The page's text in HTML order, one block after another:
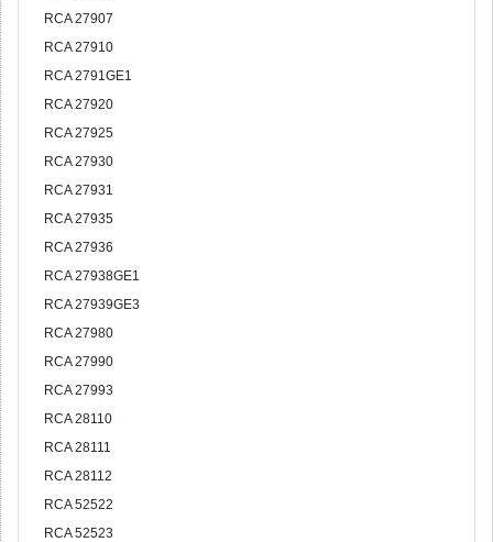
RCA 27907
RCA 27910
RCA 2791GE1
RCA 27920
RCA 27925
RCA 27930
RCA 27931
RCA 27935
RCA 27936
RCA 27938GE1
RCA 27939GE3
RCA 27980
RCA 27990
RCA 27993
RCA 28110
RCA 28111
RCA 28112
RCA 52522
RCA 52523